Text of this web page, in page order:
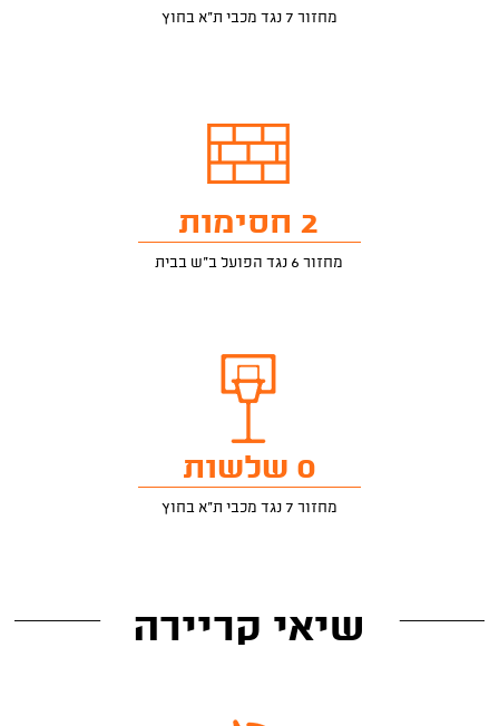
מחזור 7 נגד מכבי ת"א בחוץ
2 חסימות
מחזור 6 נגד הפועל ב"ש בבית
0 שלשות
מחזור 7 נגד מכבי ת"א בחוץ
שיאי קריירה